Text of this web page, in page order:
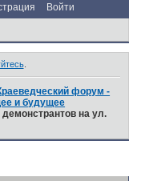
Войти
.
форум -
и будущее
демонстрантов на ул.